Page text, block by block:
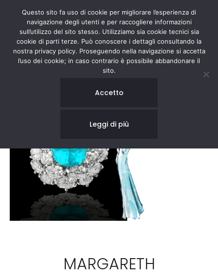
MARGARETH
Questo sito fa uso di cookie per migliorare l’esperienza di
navigazione degli utenti e per raccogliere informazioni
sull’utilizzo del sito stesso. Utilizziamo sia cookie tecnici sia
cookie di parti terze. Può conoscere i dettagli consultando la
nostra privacy policy. Proseguendo nella navigazione si accetta
l’uso dei cookie; in caso contrario è possibile abbandonare il
sito.
Accetto
Leggi di più